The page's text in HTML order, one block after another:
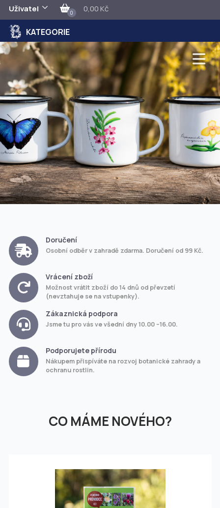
Uživatel 0 0,00 Kč
KATEGORIE
Doručení
Osobní odběr v zahradě zdarma. Doručení od 99 Kč.
Vrácení zboží
Možnost vrátit zboží do 14 dnů od převzetí
(nevztahuje se na vstupenky).
Zákaznická podpora
Jsme tu pro vás ve všední dny 10.00 –16.00.
Podporujete přírodu
Nákupem přispíváte na rozvoj botanické zahrady a
ochranu rostlin.
CO MÁME NOVÉHO?